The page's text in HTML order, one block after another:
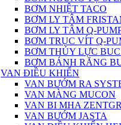
BƠM NHIỆT TACO
BƠM LY TÂM
BƠM LY TÂM Q-
BƠM TRỤC VÍT Q-
BƠM THỦY LỰC
BƠM BÁNH RĂNG
VAN ĐIỀU KHIỂN
VAN BƯỚM RA
VAN MÀNG MUCON
VAN BI MHA
VAN BƯỚM JASTA